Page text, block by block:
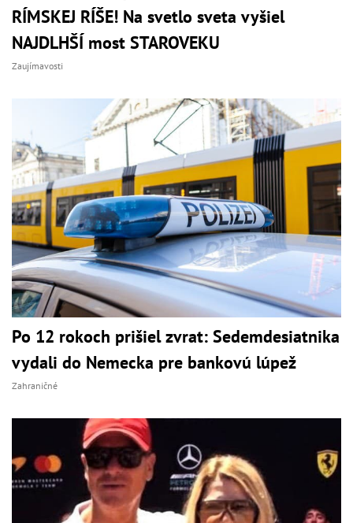
RÍMSKEJ RÍŠE! Na svetlo sveta vyšiel
NAJDLHŠÍ most STAROVEKU
Zaujímavosti
Po 12 rokoch prišiel zvrat: Sedemdesiatnika
vydali do Nemecka pre bankovú lúpež
Zahraničné